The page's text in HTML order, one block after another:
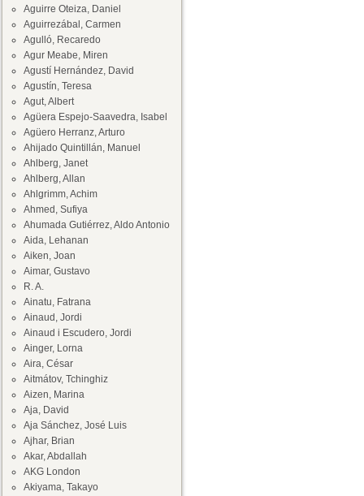
Aguirre Oteiza, Daniel
Aguirrezábal, Carmen
Agulló, Recaredo
Agur Meabe, Miren
Agustí Hernández, David
Agustín, Teresa
Agut, Albert
Agüera Espejo-Saavedra, Isabel
Agüero Herranz, Arturo
Ahijado Quintillán, Manuel
Ahlberg, Janet
Ahlberg, Allan
Ahlgrimm, Achim
Ahmed, Sufiya
Ahumada Gutiérrez, Aldo Antonio
Aida, Lehanan
Aiken, Joan
Aimar, Gustavo
R. A.
Ainatu, Fatrana
Ainaud, Jordi
Ainaud i Escudero, Jordi
Ainger, Lorna
Aira, César
Aitmátov, Tchinghiz
Aizen, Marina
Aja, David
Aja Sánchez, José Luis
Ajhar, Brian
Akar, Abdallah
AKG London
Akiyama, Takayo